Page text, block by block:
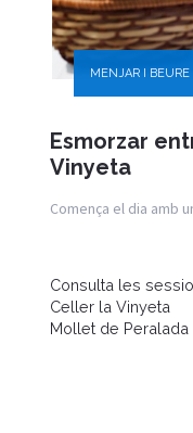
MENJAR I BEURE
Esmorzar
Vinyeta
Comença el dia amb
Consulta les
Celler la Vinyeta
Mollet de Peralada